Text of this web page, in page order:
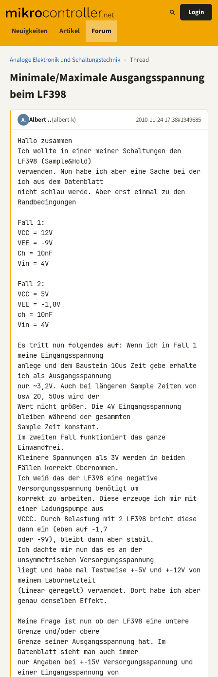
Neuigkeiten Artikel Forum
Login
Analoge Elektronik und Schaltungstechnik › Thread
Minimale/Maximale Ausgangsspannung
beim LF398
A. Albert ..(albert-k) 2010-11-24 17:38#1949685
Hallo zusammen
Ich wollte in einer meiner Schaltungen den
LF398 (Sample&Hold)
verwenden. Nun habe ich aber eine Sache bei der
ich aus dem Datenblatt
nicht schlau werde. Aber erst einmal zu den
Randbedingungen
Fall 1:
VCC = 12V
VEE = -9V
Ch = 10nF
Vin = 4V
Fall 2:
VCC = 5V
VEE = -1,8V
ch = 10nF
Vin = 4V
Es tritt nun folgendes auf: Wenn ich in Fall 1
meine Eingangsspannung
anlege und dem Baustein 10us Zeit gebe erhalte
ich als Ausgangsspannung
nur ~3,2V. Auch bei längeren Sample Zeiten von
bsw 20, 50us wird der
Wert nicht größer. Die 4V Eingangsspannung
bleiben während der gesammten
Sample Zeit konstant.
Im zweiten Fall funktioniert das ganze
Einwandfrei.
Kleinere Spannungen als 3V werden in beiden
Fällen korrekt übernommen.
Ich weiß das der LF398 eine negative
Versorgungsspannung benötigt um
korrekt zu arbeiten. Diese erzeuge ich mir mit
einer Ladungspumpe aus
VCCC. Durch Belastung mit 2 LF398 bricht diese
dann ein (eben auf -1,7
oder -9V), bleibt dann aber stabil.
Ich dachte mir nun das es an der
unsymmetrischen Versorgungsspannung
liegt und habe mal Testweise +-5V und +-12V von
meinem Labornetzteil
(Linear geregelt) verwendet. Dort habe ich aber
genau denselben Effekt.
Meine Frage ist nun ob der LF398 eine untere
Grenze und/oder obere
Grenze seiner Ausgangsspannung hat. Im
Datenblatt sieht man auch immer
nur Angaben bei +-15V Versorgungsspannung und
einer Eingangsspannung von